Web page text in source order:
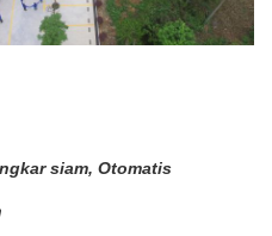
siam, Otomatis